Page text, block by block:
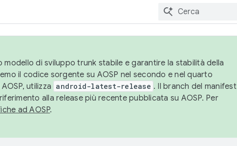
di sviluppo trunk stabile e garantire la stabilità della
il codice sorgente su AOSP nel secondo e nel quarto
utilizza android-latest-release . Il branch del manifest
alla release più recente pubblicata su AOSP. Per
ad AOSP.